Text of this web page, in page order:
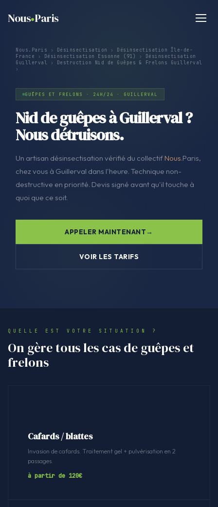
Nous Paris
Nous.Paris › Désinsectisation › Désinsectisation Île-de-
France › Désinsectisation Essonne (91) ›
Désinsectisation
Guillerval ›
Destruction Nid de Guêpes & Frelons Guillerval
›
GUÊPES ET FRELONS · 24H/24 · GUILLERVAL
Nid de guêpes à Guillerval ?
Nous détruisons.
Un artisan désinsectisation vérifié du collectifNous.Paris,
chez vous à Guillerval dans l'heure. Technique non-
destructive en priorité. Devis signé avant qu'il touche à
quoi que ce soit.
APPELER MAINTENANT
VOIR LES TARIFS
QUELLE EST VOTRE SITUATION ?
On gère tous les cas de guêpes et
frelons
Cafards / blattes
Invasion de cafards. Traitement gel + pulvérisation en 2
passages.
à partir de 120€